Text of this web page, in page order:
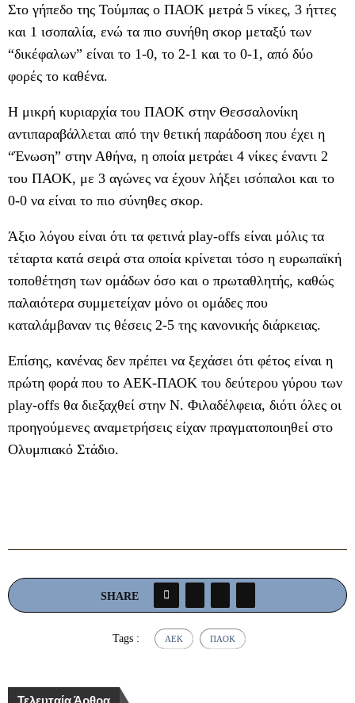
Στο γήπεδο της Τούμπας ο ΠΑΟΚ μετρά 5 νίκες, 3 ήττες
και 1 ισοπαλία, ενώ τα πιο συνήθη σκορ μεταξύ των
“δικέφαλων” είναι το 1-0, το 2-1 και το 0-1, από δύο
φορές το καθένα.
Η μικρή κυριαρχία του ΠΑΟΚ στην Θεσσαλονίκη
αντιπαραβάλλεται από την θετική παράδοση που έχει η
“Ένωση” στην Αθήνα, η οποία μετράει 4 νίκες έναντι 2
του ΠΑΟΚ, με 3 αγώνες να έχουν λήξει ισόπαλοι και το
0-0 να είναι το πιο σύνηθες σκορ.
Άξιο λόγου είναι ότι τα φετινά play-offs είναι μόλις τα
τέταρτα κατά σειρά στα οποία κρίνεται τόσο η ευρωπαϊκή
τοποθέτηση των ομάδων όσο και ο πρωταθλητής, καθώς
παλαιότερα συμμετείχαν μόνο οι ομάδες που
καταλάμβαναν τις θέσεις 2-5 της κανονικής διάρκειας.
Επίσης, κανένας δεν πρέπει να ξεχάσει ότι φέτος είναι η
πρώτη φορά που το ΑΕΚ-ΠΑΟΚ του δεύτερου γύρου των
play-offs θα διεξαχθεί στην Ν. Φιλαδέλφεια, διότι όλες οι
προηγούμενες αναμετρήσεις είχαν πραγματοποιηθεί στο
Ολυμπιακό Στάδιο.
SHARE
Tags : ΆΕΚ ΠΑΟΚ
Τελευταία Άρθρα